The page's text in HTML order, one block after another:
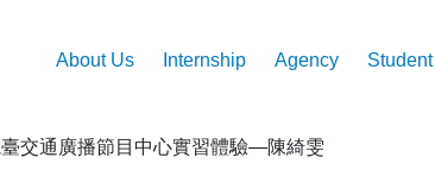
main
navigation
About Us Internship Agency Student
交通廣播節目中心實習體驗—陳綺雯